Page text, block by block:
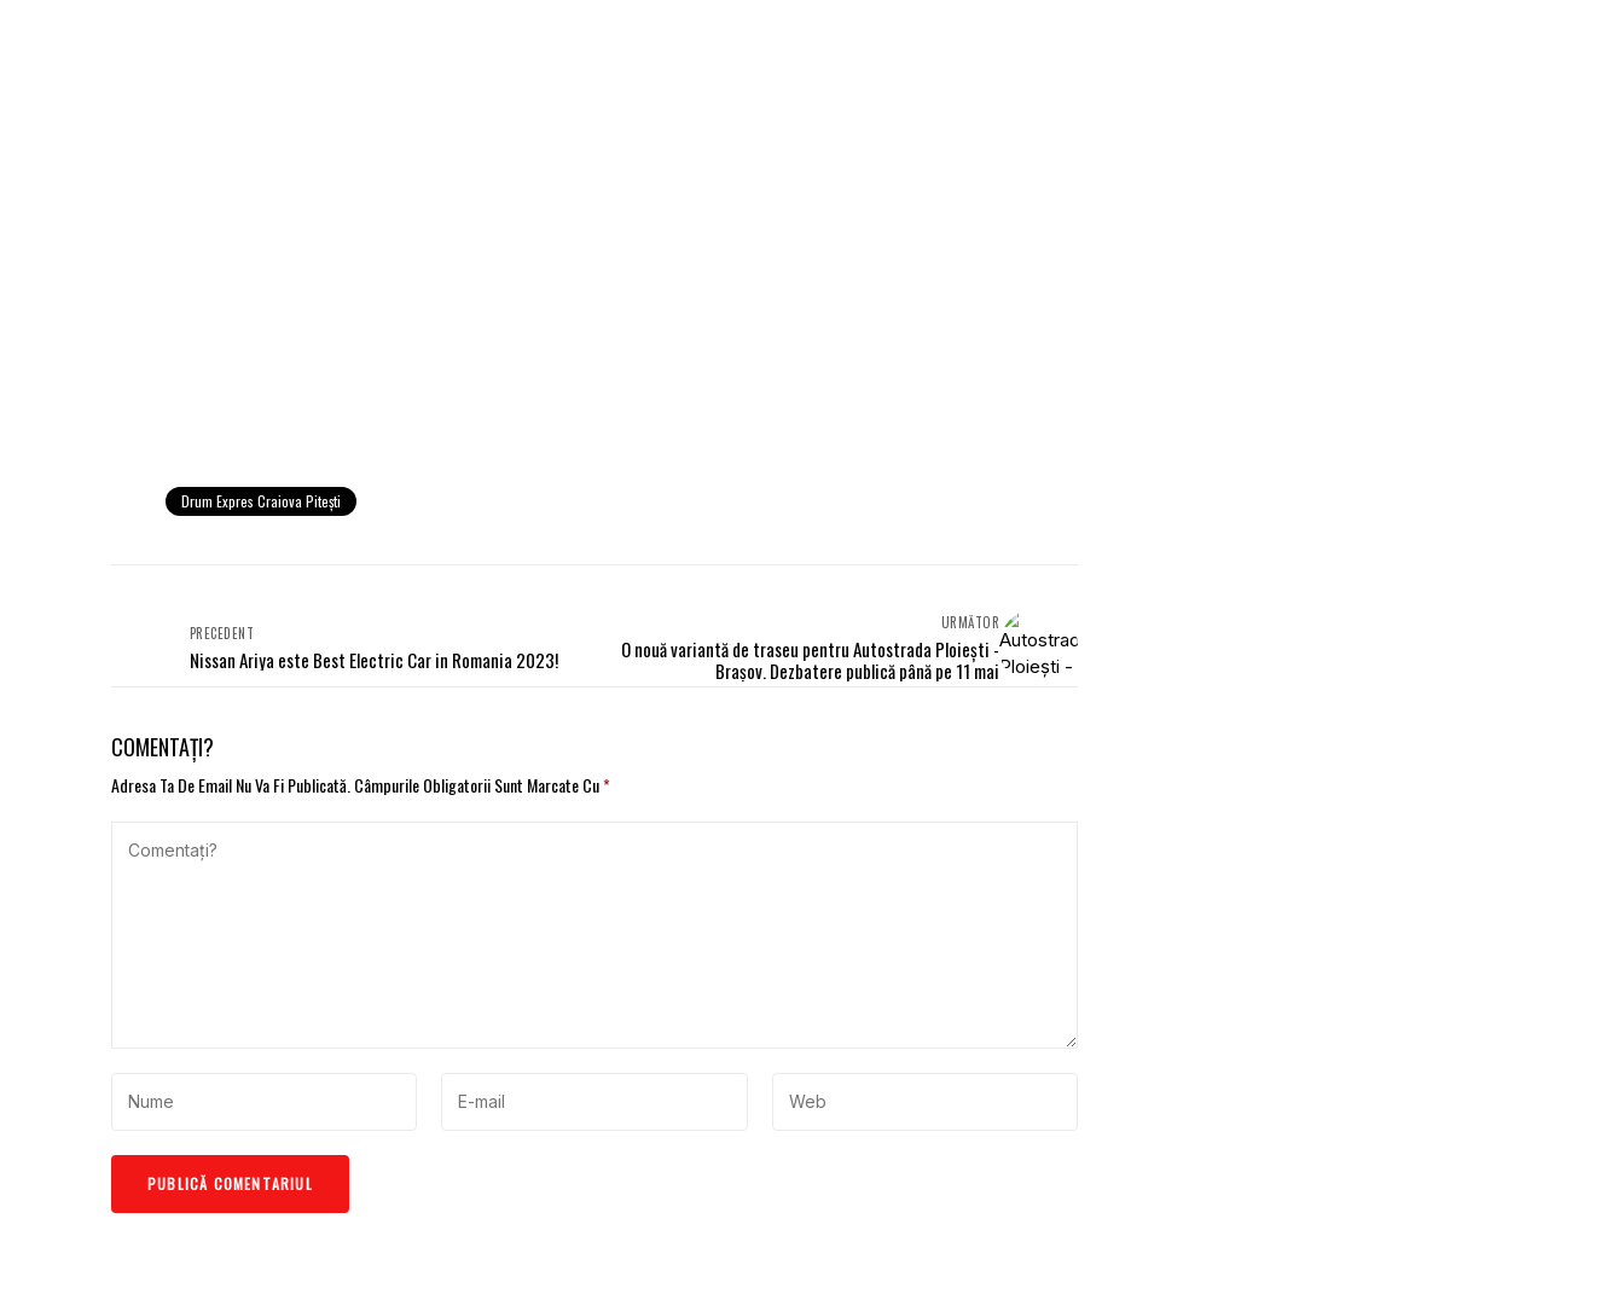
Drum Expres Craiova Piteşti
PRECEDENT
Nissan Ariya este Best Electric Car in Romania 2023!
URMĂTOR
O nouă variantă de traseu pentru Autostrada Ploiești -
Brașov. Dezbatere publică până pe 11 mai
COMENTAȚI?
Adresa Ta De Email Nu Va Fi Publicată.Câmpurile Obligatorii Sunt Marcate Cu*